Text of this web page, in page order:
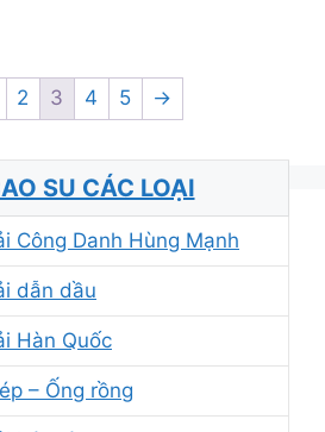
2 3 4 5 →
SU CÁC LOẠI
Công Danh Hùng Mạnh
dẫn dầu
Hàn Quốc
– Ống rồng